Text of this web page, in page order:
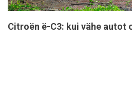
Citroën ë-C3: kui vähe autot